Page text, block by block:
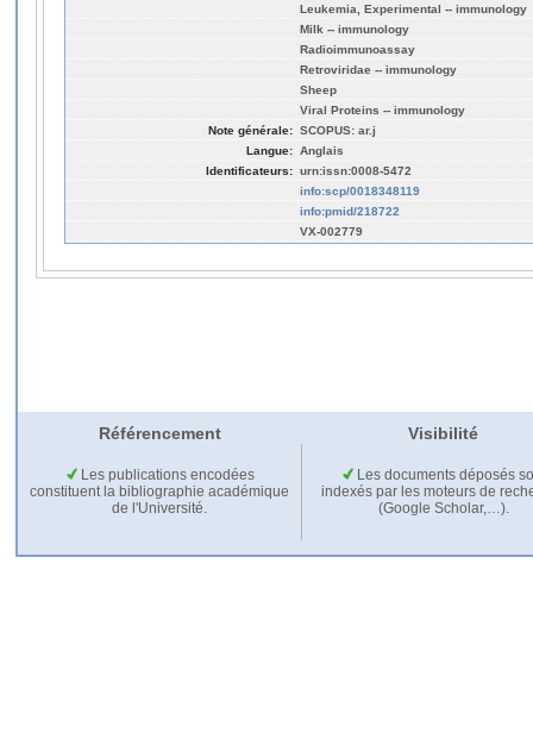
Leukemia, Experimental -- immunology
Milk -- immunology
Radioimmunoassay
Retroviridae -- immunology
Sheep
Viral Proteins -- immunology
Note générale: SCOPUS: ar.j
Langue: Anglais
Identificateurs: urn:issn:0008-5472
info:scp/0018348119
info:pmid/218722
VX-002779
Référencement Visibilité
Les publications encodées
constituent la bibliographie académique
de l'Université.
Les documents déposés
indexés par les moteurs de
(Google Scholar,…).